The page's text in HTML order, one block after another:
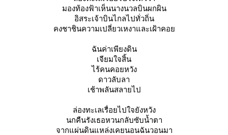
มองท้องฟ้าเห็นนางนวลบินผกผิน
อิสระเจ้าบินไกลไปทั่วถิ่น
คงชาชินความเปลี่ยวเหงาและเฝ้าคอ
ฉันค่าเพียงดิน
เจียมใจสิ้น
ไร้คนคอยหวัง
ดาวลับลา
เช้าพลันสลายไป
ล่องทะเลเรื่อยไปใจยังหวัง
นกคืนรังเธอหวนกลับซับน้ำตา
จากแผ่นดินแหล่งเคยนอนฉันวอนมา